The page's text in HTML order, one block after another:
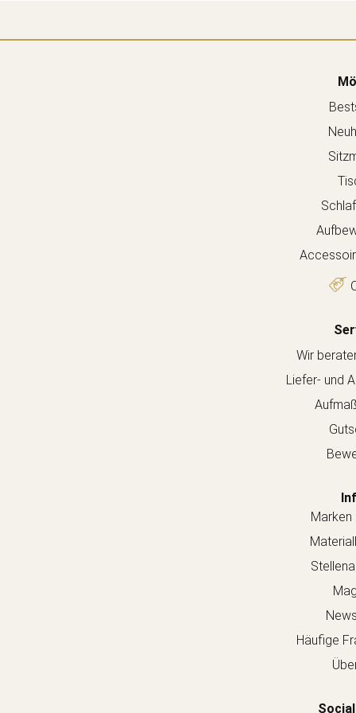
Wir
Liefer- und
Marken
Häufige